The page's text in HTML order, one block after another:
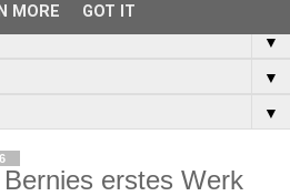
▼
▼
▼
erstes Werk
MORE GOT IT